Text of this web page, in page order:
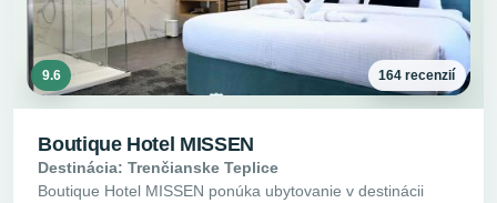
9.6 164 recenzií
Boutique Hotel MISSEN
Destinácia: Trenčianske Teplice
Boutique Hotel MISSEN ponúka ubytovanie v destinácii